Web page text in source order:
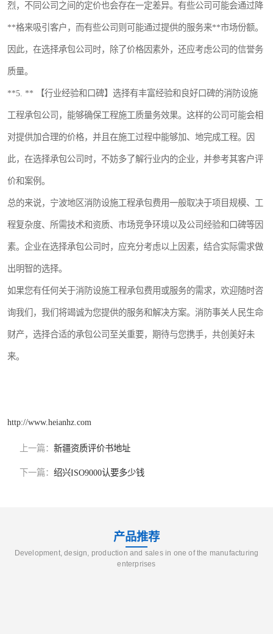
烈，不同公司之间的定价也会存在一定差异。有些公司可能会通过降
**格来吸引客户，而有些公司则可能通过提供的服务来**市场份额。
因此，在选择承包公司时，除了价格因素外，还应考虑公司的信誉务
质量。
**5. ** 【行业经验和口碑】选择有丰富经验和良好口碑的消防设施
工程承包公司，能够确保工程施工质量务效果。这样的公司可能会相
对提供加合理的价格，并且在施工过程中能够加、地完成工程。因
此，在选择承包公司时，不妨多了解行业内的企业，并参考其客户评
价和案例。
总的来说，宁波地区消防设施工程承包费用一般取决于项目规模、工
程复杂度、所需技术和资质、市场竞争环境以及公司经验和口碑等因
素。企业在选择承包公司时，应充分考虑以上因素，结合实际需求做
出明智的选择。
如果您有任何关于消防设施工程承包费用或服务的需求，欢迎随时咨
询我们，我们将竭诚为您提供的服务和解决方案。消防事关人民生命
财产，选择合适的承包公司至关重要，期待与您携手，共创美好未
来。
http://www.heianhz.com
上一篇： 新疆资质评价书地址
下一篇： 绍兴ISO9000认要多少钱
产品推荐
Development, design, production and sales in one of the manufacturing
enterprises